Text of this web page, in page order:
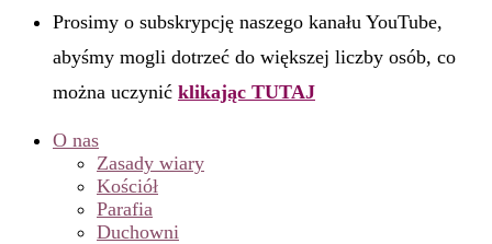
Prosimy o subskrypcję naszego kanału YouTube,
abyśmy mogli dotrzeć do większej liczby osób, co
można uczynić klikając TUTAJ
O nas
Zasady wiary
Kościół
Parafia
Duchowni